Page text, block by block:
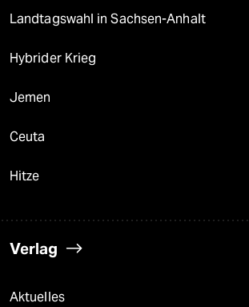
Landtagswahl in Sachsen-Anhalt
Hybrider Krieg
Jemen
Ceuta
Hitze
Verlag
Aktuelles